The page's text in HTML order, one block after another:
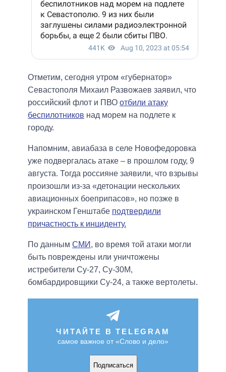
Отметим, сегодня утром «губернатор»
Севастополя Михаил Развожаев заявил, что
российский флот и ПВО отбили атаку
беспилотников над морем на подлете к
городу.
Напомним, авиабаза в селе Новофедоровка
уже подвергалась атаке – в прошлом году, 9
августа. Тогда россияне заявили, что взрывы
произошли из-за «детонации нескольких
авиационных боеприпасов», но позже в
украинском Генштабе подтвердили
причастность к инциденту.
По данным СМИ , во время той атаки могли
быть повреждены или уничтожены
истребители Су-27, Су-30М,
бомбардировщики Су-24, а также вертолеты.
ЧИТАЙТЕ В TELEGRAM
самое важное от «Слово и дело»
Подписаться